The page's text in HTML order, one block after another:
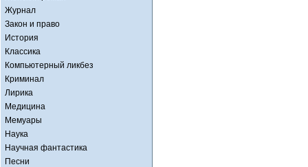
Журнал
Закон и право
История
Классика
Компьютерный ликбез
Криминал
Лирика
Медицина
Мемуары
Наука
Научная фантастика
Песни